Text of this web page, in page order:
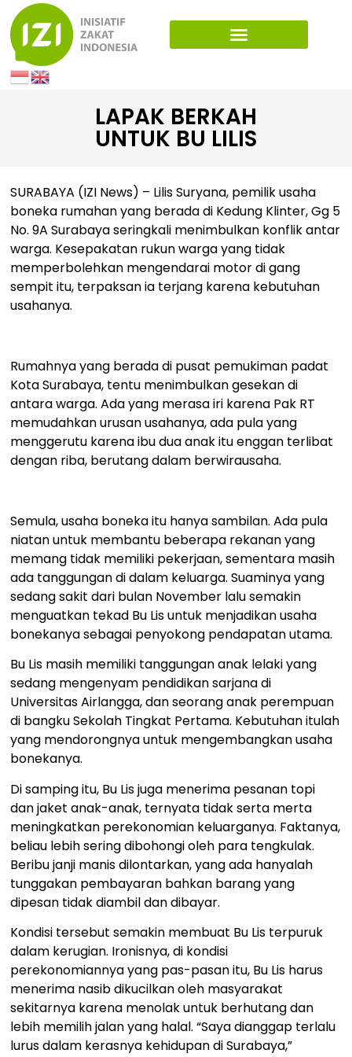
LAPAK BERKAH
UNTUK BU LILIS
SURABAYA (IZI News) – Lilis Suryana, pemilik usaha
boneka rumahan yang berada di Kedung Klinter, Gg 5
No. 9A Surabaya seringkali menimbulkan konflik antar
warga. Kesepakatan rukun warga yang tidak
memperbolehkan mengendarai motor di gang
sempit itu, terpaksan ia terjang karena kebutuhan
usahanya.
Rumahnya yang berada di pusat pemukiman padat
Kota Surabaya, tentu menimbulkan gesekan di
antara warga. Ada yang merasa iri karena Pak RT
memudahkan urusan usahanya, ada pula yang
menggerutu karena ibu dua anak itu enggan terlibat
dengan riba, berutang dalam berwirausaha.
Semula, usaha boneka itu hanya sambilan. Ada pula
niatan untuk membantu beberapa rekanan yang
memang tidak memiliki pekerjaan, sementara masih
ada tanggungan di dalam keluarga. Suaminya yang
sedang sakit dari bulan November lalu semakin
menguatkan tekad Bu Lis untuk menjadikan usaha
bonekanya sebagai penyokong pendapatan utama.
Bu Lis masih memiliki tanggungan anak lelaki yang
sedang mengenyam pendidikan sarjana di
Universitas Airlangga, dan seorang anak perempuan
di bangku Sekolah Tingkat Pertama. Kebutuhan itulah
yang mendorongnya untuk mengembangkan usaha
bonekanya.
Di samping itu, Bu Lis juga menerima pesanan topi
dan jaket anak-anak, ternyata tidak serta merta
meningkatkan perekonomian keluarganya. Faktanya,
beliau lebih sering dibohongi oleh para tengkulak.
Beribu janji manis dilontarkan, yang ada hanyalah
tunggakan pembayaran bahkan barang yang
dipesan tidak diambil dan dibayar.
Kondisi tersebut semakin membuat Bu Lis terpuruk
dalam kerugian. Ironisnya, di kondisi
perekonomiannya yang pas-pasan itu, Bu Lis harus
menerima nasib dikucilkan oleh masyarakat
sekitarnya karena menolak untuk berhutang dan
lebih memilih jalan yang halal. “Saya dianggap terlalu
lurus dalam kerasnya kehidupan di Surabaya,”